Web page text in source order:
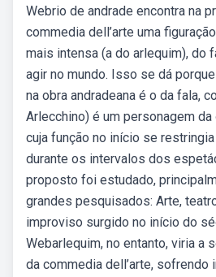
Webrio de andrade encontra na
commedia dell’arte uma
mais intensa (a do arlequim), do
agir no mundo. Isso se dá
na obra andradeana é o da fala,
Arlecchino) é um personagem
cuja função no início se
durante os intervalos dos
proposto foi estudado,
grandes pesquisados: Arte,
improviso surgido no início do
Webarlequim, no entanto, viria a
da commedia dell’arte, sofrendo